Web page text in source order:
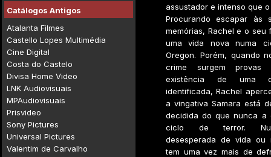
Catálogos Antigos
Atalanta Filmes
Castello Lopes Multimédia
Cine Digital
Costa do Castelo
Divisa Home Video
LNK Audiovisuais
MPAudiovisuais
Prisvideo
Sony Pictures
Universal Pictures
Valentim de Carvalho
assustador e intenso que
Procurando escapar às
memórias, Rachel e o seu
uma vida nova numa
Oregon. Porém, quando
crime surgem provas
existência de uma
identificada, Rachel
a vingativa Samara está
decidida do que nunca a
ciclo de terror.
desesperada de vida ou
tem uma vez mais de